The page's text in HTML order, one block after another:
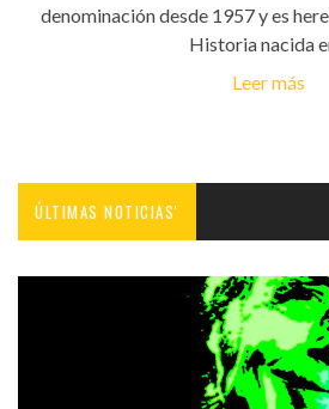
denominación desde 1957 y es
Historia nacida
Leer más
ÚLTIMAS NOTICIAS'